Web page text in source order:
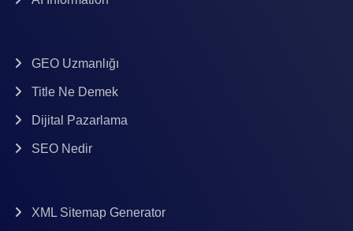
GEO Uzmanlığı
Title Ne Demek
Dijital Pazarlama
SEO Nedir
XML Sitemap Generator